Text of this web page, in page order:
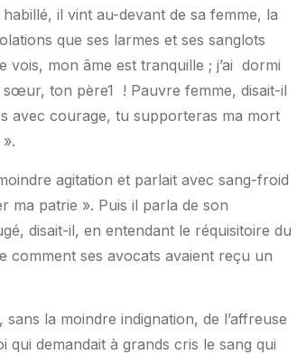
il vint au-devant de sa femme, la
que ses larmes et ses sanglots
vois, mon âme est tranquille ; j’ai dormi
sœur, ton père1
! Pauvre femme, disait-il
avec courage, tu supporteras ma mort
agitation et parlait avec sang-froid
ma patrie ». Puis il parla de son
disait-il, en entendant le réquisitoire du
comment ses avocats avaient reçu un
la moindre indignation, de l’affreuse
demandait à grands cris le sang qui